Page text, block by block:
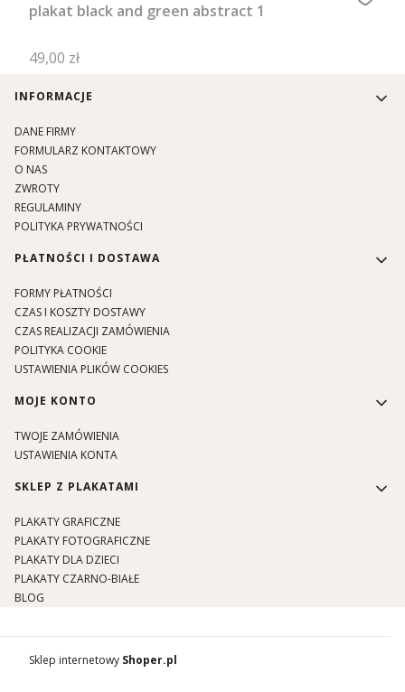
plakat black and green abstract 1
Cena
49,00 zł
Linki w stopce
INFORMACJE
DANE FIRMY
FORMULARZ KONTAKTOWY
O NAS
ZWROTY
REGULAMINY
POLITYKA PRYWATNOŚCI
PŁATNOŚCI I DOSTAWA
FORMY PŁATNOŚCI
CZAS I KOSZTY DOSTAWY
CZAS REALIZACJI ZAMÓWIENIA
POLITYKA COOKIE
USTAWIENIA PLIKÓW COOKIES
MOJE KONTO
TWOJE ZAMÓWIENIA
USTAWIENIA KONTA
SKLEP Z PLAKATAMI
PLAKATY GRAFICZNE
PLAKATY FOTOGRAFICZNE
PLAKATY DLA DZIECI
PLAKATY CZARNO-BIAŁE
BLOG
Sklep internetowy Shoper.pl